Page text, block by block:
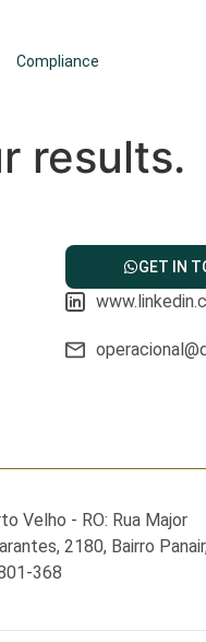
Compliance
results.
GET IN
Velho - RO: Rua Major
2180, Bairro
368